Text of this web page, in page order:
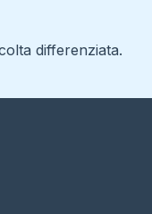
differenziata.